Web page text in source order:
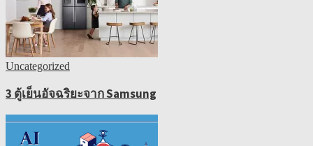
Uncategorized
3 ตู้เย็นอัจฉริยะจาก Samsung